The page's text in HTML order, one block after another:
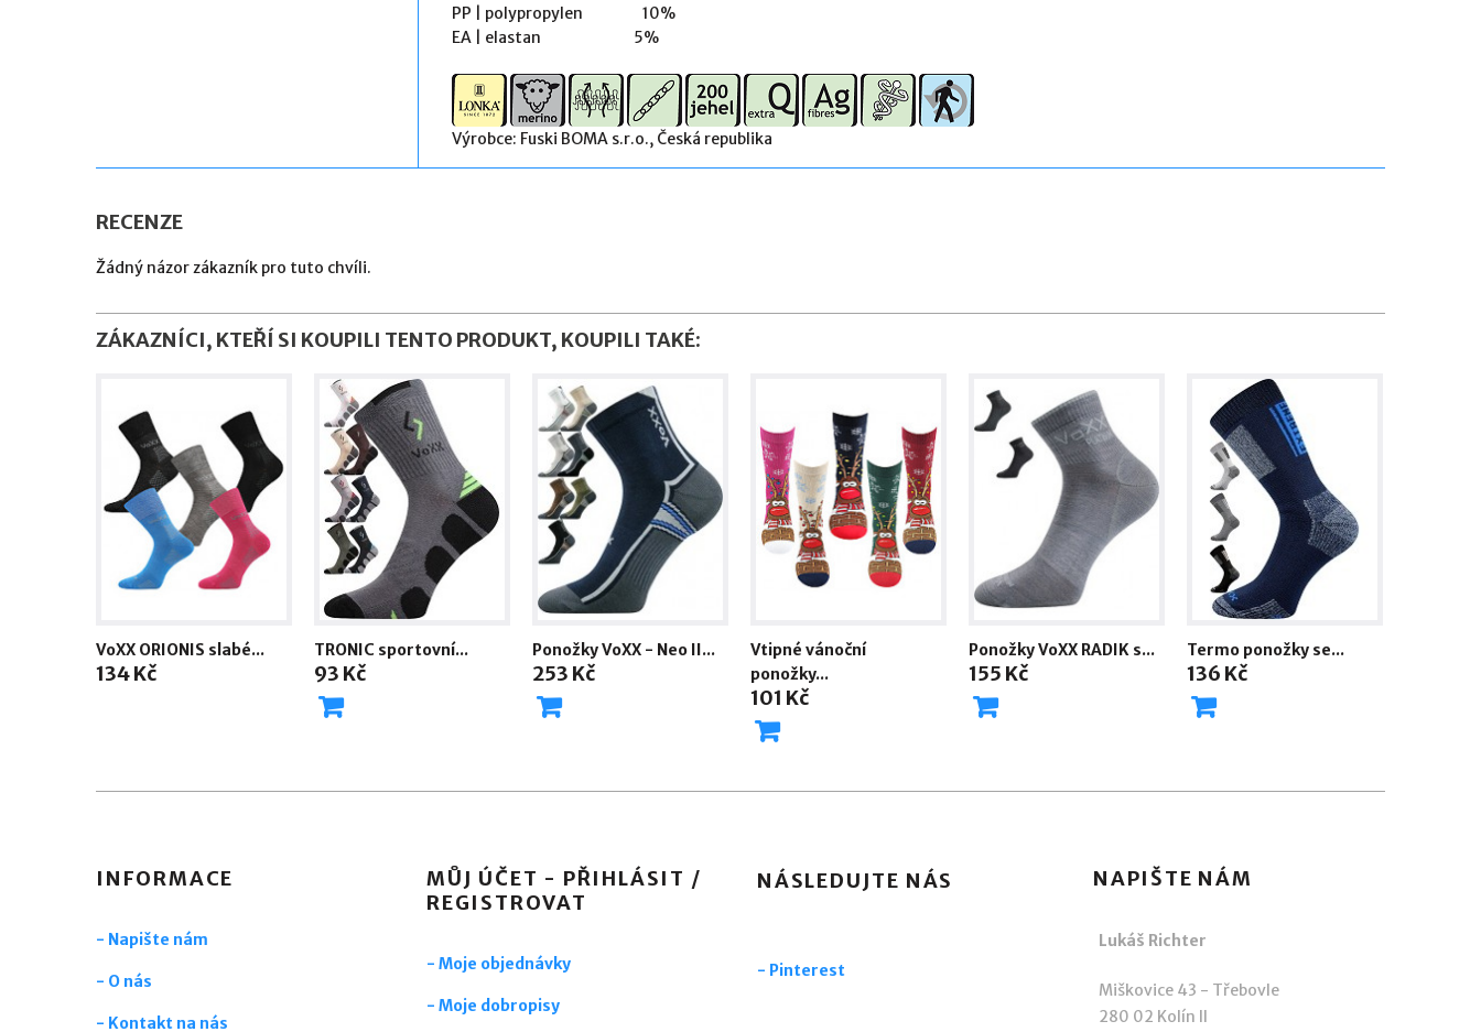
PP | polypropylen 10%
EA | elastan 5%
Výrobce: Fuski BOMA s.r.o., Česká republika
RECENZE
Žádný názor zákazník pro tuto chvíli.
ZÁKAZNÍCI, KTEŘÍ SI KOUPILI TENTO PRODUKT, KOUPILI TAKÉ:
VoXX ORIONIS slabé...
134 Kč
TRONIC sportovní...
93 Kč
Ponožky VoXX - Neo II...
253 Kč
Vtipné vánoční
ponožky...
101 Kč
Ponožky VoXX RADIK s...
155 Kč
Termo ponožky se...
136 Kč
INFORMACE
- Napište nám
- O nás
- Kontakt na nás
MŮJ ÚČET - PŘIHLÁSIT /
REGISTROVAT
- Moje objednávky
- Moje dobropisy
NÁSLEDUJTE NÁS
- Pinterest
NAPIŠTE NÁM
Lukáš Richter
Miškovice 43 - Třebovle
280 02 Kolín II